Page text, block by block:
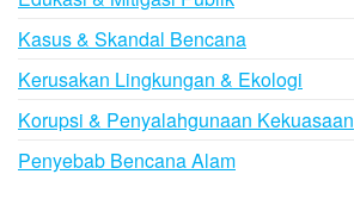
Kasus & Skandal Bencana
Kerusakan Lingkungan & Ekologi
Korupsi & Penyalahgunaan Kekuasaan
Penyebab Bencana Alam